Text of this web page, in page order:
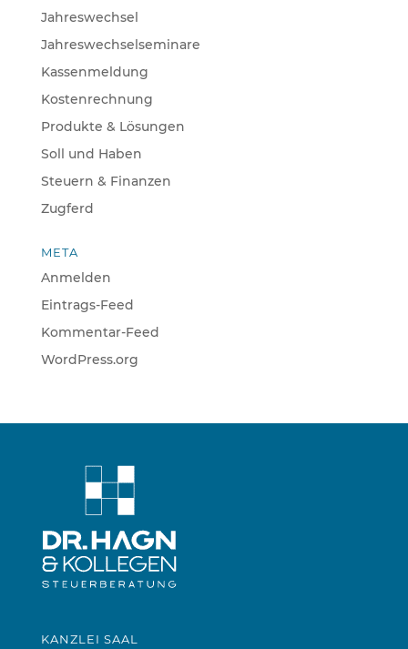
Jahreswechsel
Jahreswechselseminare
Kassenmeldung
Kostenrechnung
Produkte & Lösungen
Soll und Haben
Steuern & Finanzen
Zugferd
META
Anmelden
Eintrags-Feed
Kommentar-Feed
WordPress.org
KANZLEI SAAL